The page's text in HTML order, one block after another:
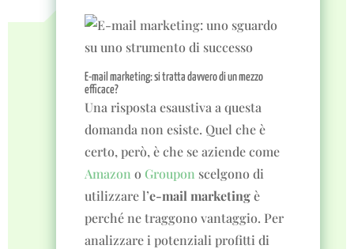
E-mail marketing: si tratta davvero di un mezzo
efficace?
Una risposta esaustiva a questa
domanda non esiste. Quel che è
certo, però, è che se aziende come
Amazon o Groupon scelgono di
utilizzare l’e-mail marketingè
perché ne traggono vantaggio. Per
analizzare i potenziali profitti di